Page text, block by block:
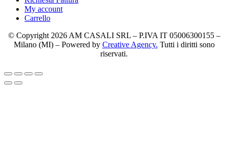
My account
Carrello
© Copyright 2026 AM CASALI SRL – P.IVA IT 05006300155 –
Milano (MI) – Powered by Creative Agency. Tutti i diritti sono
riservati.